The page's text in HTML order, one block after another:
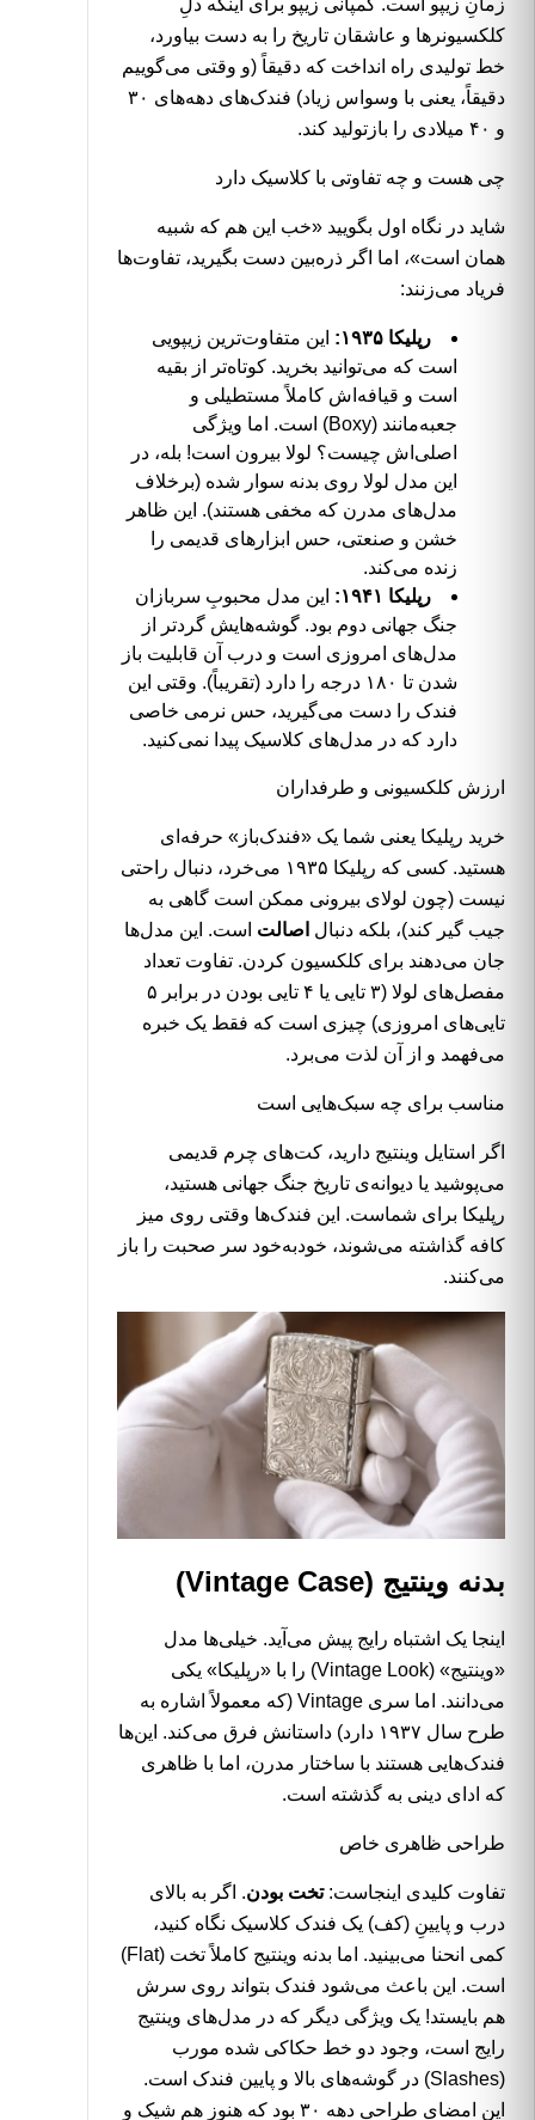
زمانِ زیپو است. کمپانی زیپو برای اینکه دلِ
کلکسیونرها و عاشقان تاریخ را به دست بیاورد،
خط تولیدی راه انداخت که دقیقاً (و وقتی می‌گوییم
دقیقاً، یعنی با وسواس زیاد) فندک‌های دهه‌های ۳۰
و ۴۰ میلادی را بازتولید کند.
چی هست و چه تفاوتی با کلاسیک دارد
شاید در نگاه اول بگویید «خب این هم که شبیه
همان است»، اما اگر ذره‌بین دست بگیرید، تفاوت‌ها
فریاد می‌زنند:
رپلیکا ۱۹۳۵:
این متفاوت‌ترین زیپویی
است که می‌توانید بخرید. کوتاه‌تر از بقیه
است و قیافه‌اش کاملاً مستطیلی و
جعبه‌مانند (Boxy) است. اما ویژگی
اصلی‌اش چیست؟ لولا بیرون است! بله، در
این مدل لولا روی بدنه سوار شده (برخلاف
مدل‌های مدرن که مخفی هستند). این ظاهر
خشن و صنعتی، حس ابزارهای قدیمی را
زنده می‌کند.
رپلیکا ۱۹۴۱:
این مدل محبوبِ سربازان
جنگ جهانی دوم بود. گوشه‌هایش گردتر از
مدل‌های امروزی است و درب آن قابلیت باز
شدن تا ۱۸۰ درجه را دارد (تقریباً). وقتی این
فندک را دست می‌گیرید، حس نرمی خاصی
دارد که در مدل‌های کلاسیک پیدا نمی‌کنید.
ارزش کلکسیونی و طرفداران
خرید رپلیکا یعنی شما یک «فندک‌باز» حرفه‌ای
هستید. کسی که رپلیکا ۱۹۳۵ می‌خرد، دنبال راحتی
نیست (چون لولای بیرونی ممکن است گاهی به
جیب گیر کند)، بلکه دنبال اصالت است. این مدل‌ها
جان می‌دهند برای کلکسیون کردن. تفاوت تعداد
مفصل‌های لولا (۳ تایی یا ۴ تایی بودن در برابر ۵
تایی‌های امروزی) چیزی است که فقط یک خبره
می‌فهمد و از آن لذت می‌برد.
مناسب برای چه سبک‌هایی است
اگر استایل وینتیج دارید، کت‌های چرم قدیمی
می‌پوشید یا دیوانه‌ی تاریخ جنگ جهانی هستید،
رپلیکا برای شماست. این فندک‌ها وقتی روی میز
کافه گذاشته می‌شوند، خودبه‌خود سر صحبت را باز
می‌کنند.
بدنه وینتیج (Vintage Case)
اینجا یک اشتباه رایج پیش می‌آید. خیلی‌ها مدل
«وینتیج» (Vintage Look) را با «رپلیکا» یکی
می‌دانند. اما سری Vintage (که معمولاً اشاره به
طرح سال ۱۹۳۷ دارد) داستانش فرق می‌کند. این‌ها
فندک‌هایی هستند با ساختار مدرن، اما با ظاهری
که ادای دینی به گذشته است.
طراحی ظاهری خاص
تفاوت کلیدی اینجاست:تخت بودن. اگر به بالای
درب و پایینِ (کف) یک فندک کلاسیک نگاه کنید،
کمی انحنا می‌بینید. اما بدنه وینتیج کاملاً تخت (Flat)
است. این باعث می‌شود فندک بتواند روی سرش
هم بایستد! یک ویژگی دیگر که در مدل‌های وینتیج
رایج است، وجود دو خط حکاکی شده مورب
(Slashes) در گوشه‌های بالا و پایین فندک است.
این امضای طراحی دهه ۳۰ بود که هنوز هم شیک و